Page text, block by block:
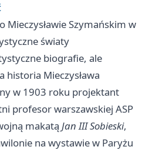
Mieczysławie Szymańskim w
światy
biografie, ale
Mieczysława
w 1903 roku projektant
profesor warszawskiej ASP
makatą Jan III Sobieski,
na wystawie w Paryżu